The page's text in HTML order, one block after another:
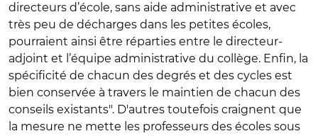
directeurs d’école, sans aide administrative et avec
très peu de décharges dans les petites écoles,
pourraient ainsi être réparties entre le directeur-
adjoint et l’équipe administrative du collège. Enfin, la
spécificité de chacun des degrés et des cycles est
bien conservée à travers le maintien de chacun des
conseils existants". D'autres toutefois craignent que
la mesure ne mette les professeurs des écoles sous